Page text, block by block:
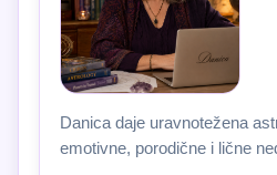
Danica daje uravnotežena
emotivne, porodične i lične